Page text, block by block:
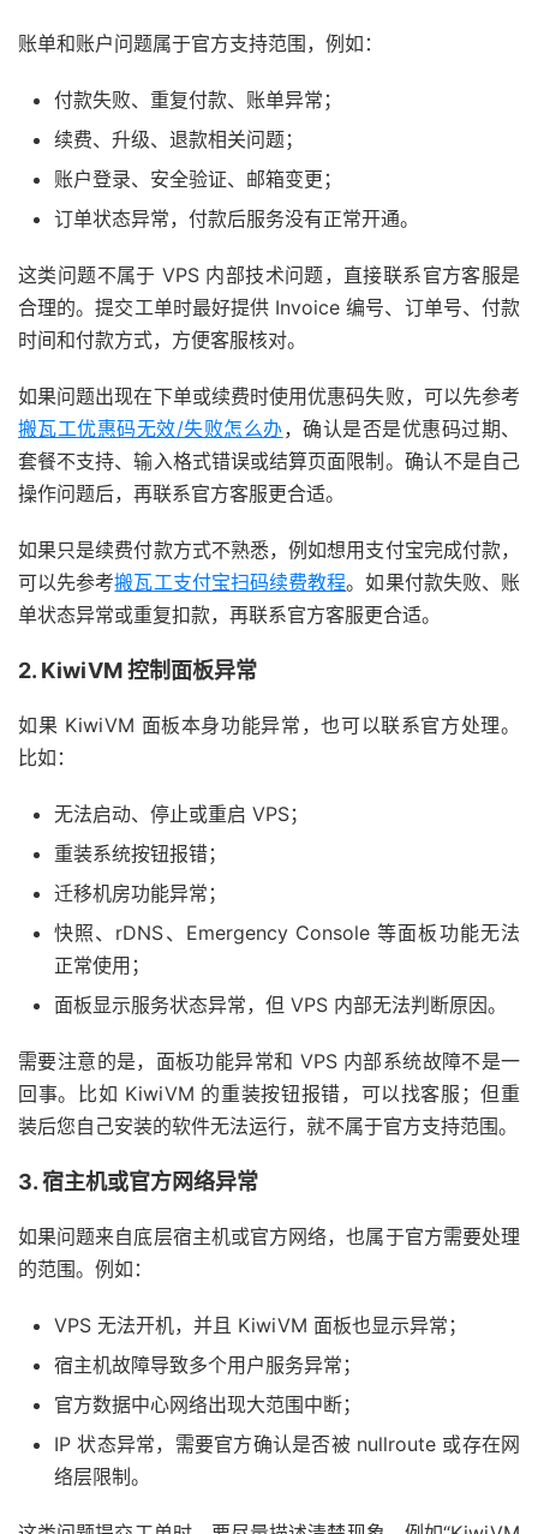
账单和账户问题属于官方支持范围，例如：
付款失败、重复付款、账单异常；
续费、升级、退款相关问题；
账户登录、安全验证、邮箱变更；
订单状态异常，付款后服务没有正常开通。
这类问题不属于 VPS 内部技术问题，直接联系官方客服是
合理的。提交工单时最好提供 Invoice 编号、订单号、付款
时间和付款方式，方便客服核对。
如果问题出现在下单或续费时使用优惠码失败，可以先参考
搬瓦工优惠码无效/失败怎么办，确认是否是优惠码过期、
套餐不支持、输入格式错误或结算页面限制。确认不是自己
操作问题后，再联系官方客服更合适。
如果只是续费付款方式不熟悉，例如想用支付宝完成付款，
可以先参考搬瓦工支付宝扫码续费教程。如果付款失败、账
单状态异常或重复扣款，再联系官方客服更合适。
2. KiwiVM 控制面板异常
如果 KiwiVM 面板本身功能异常，也可以联系官方处理。
比如：
无法启动、停止或重启 VPS；
重装系统按钮报错；
迁移机房功能异常；
快照、rDNS、Emergency Console 等面板功能无法
正常使用；
面板显示服务状态异常，但 VPS 内部无法判断原因。
需要注意的是，面板功能异常和 VPS 内部系统故障不是一
回事。比如 KiwiVM 的重装按钮报错，可以找客服；但重
装后您自己安装的软件无法运行，就不属于官方支持范围。
3. 宿主机或官方网络异常
如果问题来自底层宿主机或官方网络，也属于官方需要处理
的范围。例如：
VPS 无法开机，并且 KiwiVM 面板也显示异常；
宿主机故障导致多个用户服务异常；
官方数据中心网络出现大范围中断；
IP 状态异常，需要官方确认是否被 nullroute 或存在网
络层限制。